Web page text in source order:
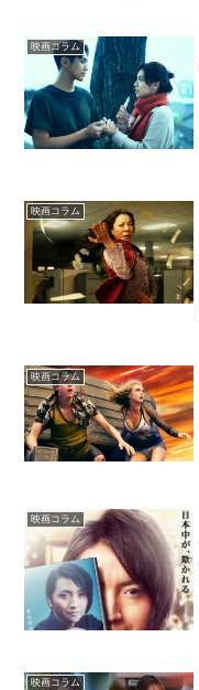
映画コラム
映画コラム
映画コラム
映画コラム
映画コラム